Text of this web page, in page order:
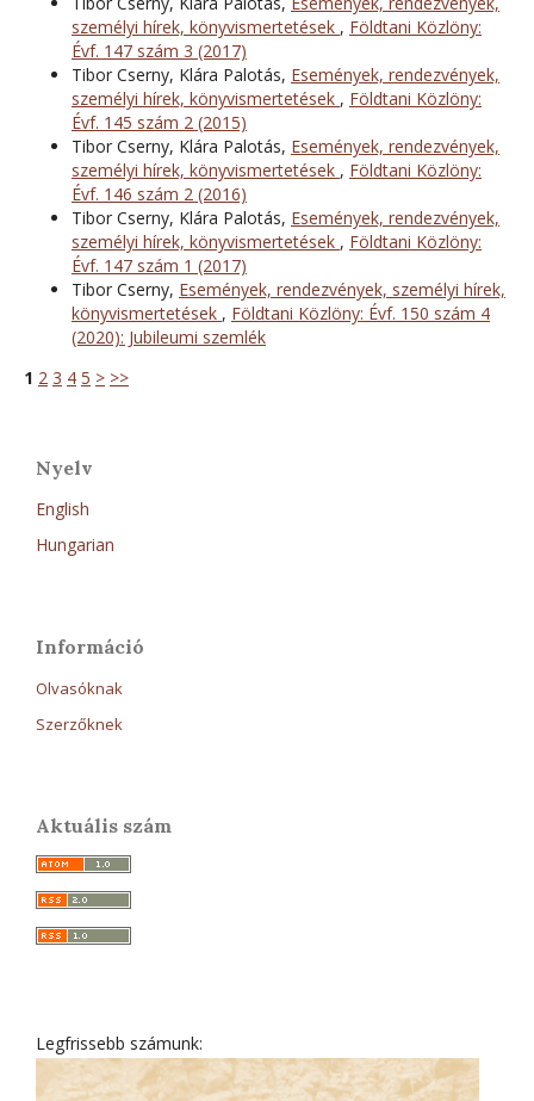
személyi hírek, könyvismertetések , Földtani Közlöny:
Évf. 147 szám 3 (2017)
Tibor Cserny, Klára Palotás, Események, rendezvények,
személyi hírek, könyvismertetések , Földtani Közlöny:
Évf. 145 szám 2 (2015)
Tibor Cserny, Klára Palotás, Események, rendezvények,
személyi hírek, könyvismertetések , Földtani Közlöny:
Évf. 146 szám 2 (2016)
Tibor Cserny, Klára Palotás, Események, rendezvények,
személyi hírek, könyvismertetések , Földtani Közlöny:
Évf. 147 szám 1 (2017)
Tibor Cserny, Események, rendezvények, személyi hírek,
könyvismertetések , Földtani Közlöny: Évf. 150 szám 4
(2020): Jubileumi szemlék
1 2 3 4 5 > >>
Nyelv
English
Hungarian
Információ
Olvasóknak
Szerzőknek
Aktuális szám
Legfrissebb számunk: